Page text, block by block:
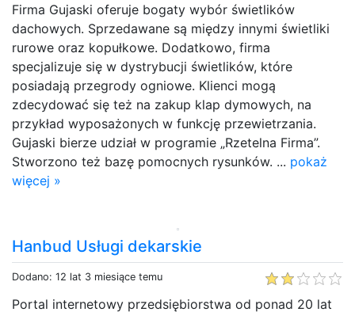
Firma Gujaski oferuje bogaty wybór świetlików
dachowych. Sprzedawane są między innymi świetliki
rurowe oraz kopułkowe. Dodatkowo, firma
specjalizuje się w dystrybucji świetlików, które
posiadają przegrody ogniowe. Klienci mogą
zdecydować się też na zakup klap dymowych, na
przykład wyposażonych w funkcję przewietrzania.
Gujaski bierze udział w programie „Rzetelna Firma”.
Stworzono też bazę pomocnych rysunków. ... pokaż
więcej »
Hanbud Usługi dekarskie
Dodano: 12 lat 3 miesiące temu
Portal internetowy przedsiębiorstwa od ponad 20 lat